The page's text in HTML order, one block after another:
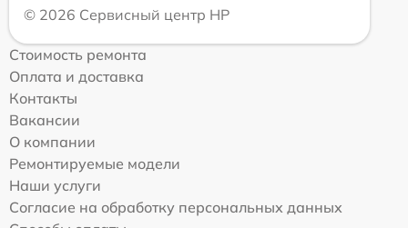
© 2026 Сервисный центр HP
Стоимость ремонта
Оплата и доставка
Контакты
Вакансии
О компании
Ремонтируемые модели
Наши услуги
Согласие на обработку персональных данных